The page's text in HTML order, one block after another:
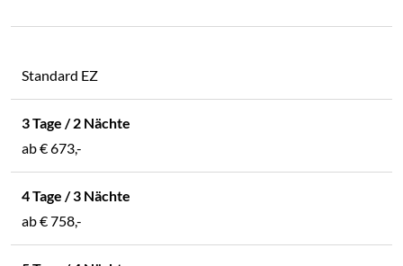
Standard EZ
ab€ 673,-
ab€ 758,-